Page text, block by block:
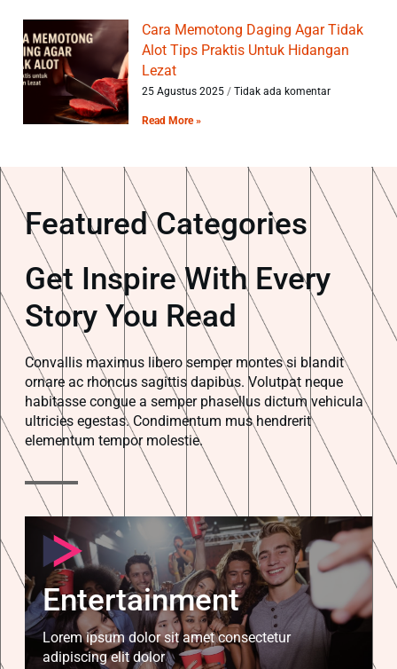
Cara Memotong Daging Agar Tidak
Alot Tips Praktis Untuk Hidangan
Lezat
25 Agustus 2025 Tidak ada komentar
Read More »
Featured Categories
Get Inspire With Every
Story You Read
Convallis maximus libero semper montes si blandit
ornare ac rhoncus sagittis dapibus. Volutpat neque
habitasse congue a semper phasellus dictum vehicula
ultricies egestas. Condimentum mus hendrerit
elementum tempor molestie.
Entertainment
Lorem ipsum dolor sit amet consectetur
adipiscing elit dolor